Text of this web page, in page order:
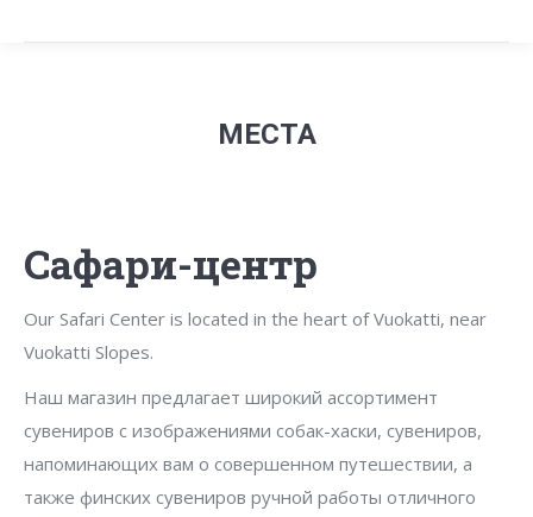
МЕСТА
Сафари-центр
Our Safari Center is located in the heart of Vuokatti, near
Vuokatti Slopes.
Наш магазин предлагает широкий ассортимент
сувениров с изображениями собак-хаски, сувениров,
напоминающих вам о совершенном путешествии, а
также финских сувениров ручной работы отличного